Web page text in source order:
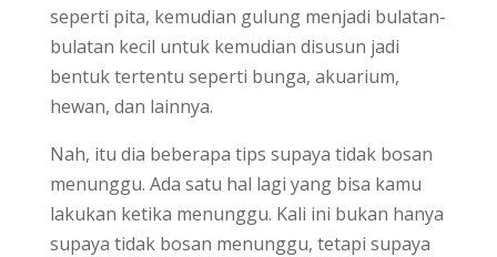
seperti pita, kemudian gulung menjadi bulatan-
bulatan kecil untuk kemudian disusun jadi
bentuk tertentu seperti bunga, akuarium,
hewan, dan lainnya.
Nah, itu dia beberapa tips supaya tidak bosan
menunggu. Ada satu hal lagi yang bisa kamu
lakukan ketika menunggu. Kali ini bukan hanya
supaya tidak bosan menunggu, tetapi supaya